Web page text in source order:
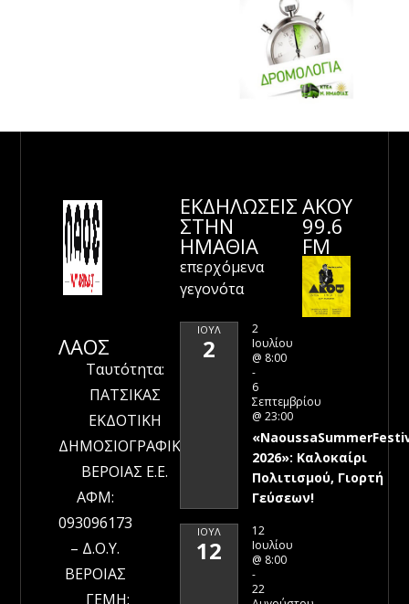
ΛΑΟΣ
Ταυτότητα:
ΠΑΤΣΙΚΑΣ
ΕΚΔΟΤΙΚΗ
ΔΗΜΟΣΙΟΓΡΑΦΙΚΗ
ΒΕΡΟΙΑΣ Ε.Ε.
ΑΦΜ:
093096173
– Δ.Ο.Υ.
ΒΕΡΟΙΑΣ
ΓΕΜΗ:
ΕΚΔΗΛΩΣΕΙΣ
ΣΤΗΝ
ΗΜΑΘΊΑ
επερχόμενα
γεγονότα
ΙΟΎΛ
2
2
Ιουλίου
@ 8:00
-
6
Σεπτεμβρίου
@ 23:00
2026»: Καλοκαίρι
Πολιτισμού, Γιορτή
Γεύσεων!
ΙΟΎΛ
12
12
Ιουλίου
@ 8:00
-
22
ΑΚΟΥ
99.6
FM